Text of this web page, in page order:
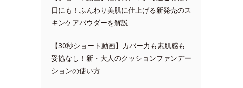
日にも！ふんわり美肌に仕上げる新発売のス
キンケアパウダーを解説
【30秒ショート動画】カバー力も素肌感も
妥協なし！新・大人のクッションファンデー
ションの使い方